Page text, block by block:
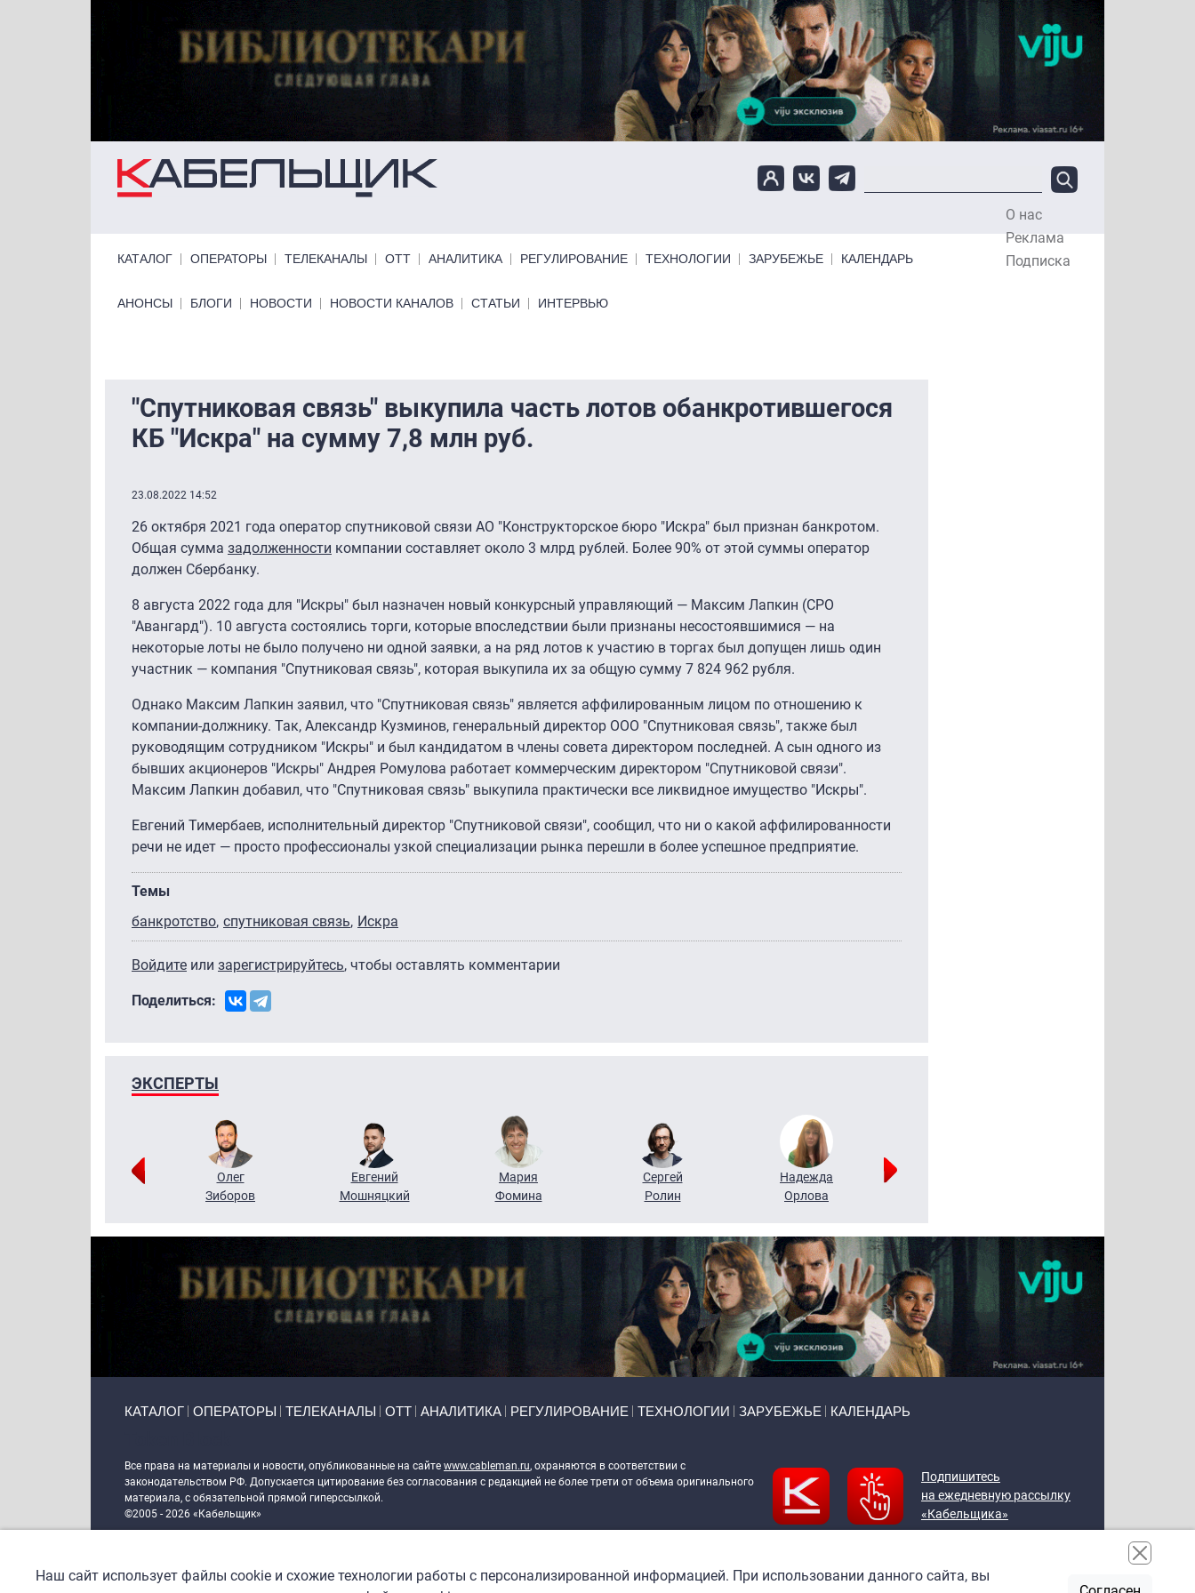
О нас
Реклама
Подписка
КАТАЛОГ ОПЕРАТОРЫ ТЕЛЕКАНАЛЫ ОТТ АНАЛИТИКА РЕГУЛИРОВАНИЕ ТЕХНОЛОГИИ ЗАРУБЕЖЬЕ КАЛЕНДАРЬ
Primary links bottom
АНОНСЫ БЛОГИ НОВОСТИ НОВОСТИ КАНАЛОВ СТАТЬИ ИНТЕРВЬЮ
"Спутниковая связь" выкупила часть лотов обанкротившегося
КБ "Искра" на сумму 7,8 млн руб.
23.08.2022 14:52
26 октября 2021 года оператор спутниковой связи АО "Конструкторское бюро "Искра" был признан банкротом.
Общая сумма задолженности компании составляет около 3 млрд рублей. Более 90% от этой суммы оператор
должен Сбербанку.
8 августа 2022 года для "Искры" был назначен новый конкурсный управляющий — Максим Лапкин (СРО
"Авангард"). 10 августа состоялись торги, которые впоследствии были признаны несостоявшимися — на
некоторые лоты не было получено ни одной заявки, а на ряд лотов к участию в торгах был допущен лишь один
участник — компания "Спутниковая связь", которая выкупила их за общую сумму 7 824 962 рубля.
Однако Максим Лапкин заявил, что "Спутниковая связь" является аффилированным лицом по отношению к
компании-должнику. Так, Александр Кузминов, генеральный директор ООО "Спутниковая связь", также был
руководящим сотрудником "Искры" и был кандидатом в члены совета директором последней. А сын одного из
бывших акционеров "Искры" Андрея Ромулова работает коммерческим директором "Спутниковой связи".
Максим Лапкин добавил, что "Спутниковая связь" выкупила практически все ликвидное имущество "Искры".
Евгений Тимербаев, исполнительный директор "Спутниковой связи", сообщил, что ни о какой аффилированности
речи не идет — просто профессионалы узкой специализации рынка перешли в более успешное предприятие.
Темы
банкротство спутниковая связь Искра
Войдите или зарегистрируйтесь, чтобы оставлять комментарии
Поделиться:
ЭКСПЕРТЫ
Олег
Зиборов
Евгений
Мошняцкий
Мария
Фомина
Сергей
Ролин
Надежда
Орлова
КАТАЛОГ ОПЕРАТОРЫ ТЕЛЕКАНАЛЫ ОТТ АНАЛИТИКА РЕГУЛИРОВАНИЕ ТЕХНОЛОГИИ ЗАРУБЕЖЬЕ КАЛЕНДАРЬ
Все права на материалы и новости, опубликованные на сайте www.cableman.ru, охраняются в соответствии с
законодательством РФ. Допускается цитирование без согласования с редакцией не более трети от объема оригинального
материала, с обязательной прямой гиперссылкой.
©2005 - 2026 «Кабельщик»
DrupalCoder — поддержка сайта c 2017 года
Подпишитесь
на ежедневную рассылку
«Кабельщика»
Наш сайт использует файлы cookie и схожие технологии работы с персонализированной информацией. При использовании данного сайта, вы